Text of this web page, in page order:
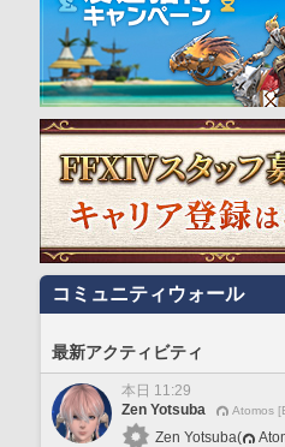
コミュニティウォール
最新アクティビティ
本日 11:29
Zen Yotsuba
Atomos
Zen Yotsuba(